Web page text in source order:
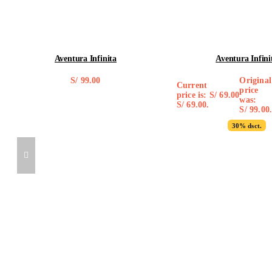
Aventura Infinita
S/ 99.00
Aventura
Original
price
was:
S/ 99.00.
S/ 69.00
Current
price is:
S/ 69.00.
30% dsct.